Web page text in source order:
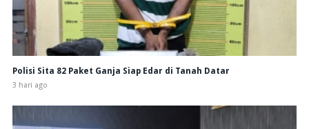
Polisi Sita 82 Paket Ganja Siap Edar di Tanah Datar
3 hari ago